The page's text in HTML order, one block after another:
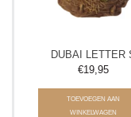
DUBAI LETTER
€19,95
TOEVOEGEN AAN
WINKELWAGEN